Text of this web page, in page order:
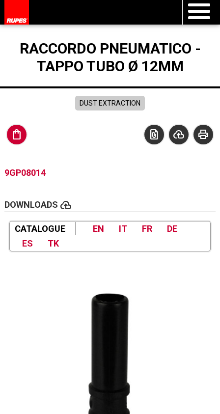
RACCORDO PNEUMATICO -
TAPPO TUBO Ø 12MM
DUST EXTRACTION
shopping_bag print
cloud_upload
file_present
9GP08014
DOWNLOADS cloud_upload
CATALOGUE EN IT FR
DE
ES
TK